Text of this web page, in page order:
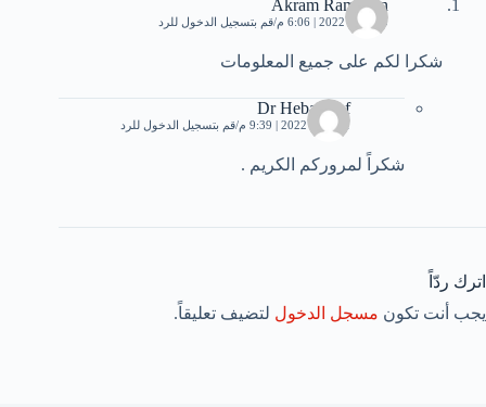
Akram Ramadan
20 مايو، 2022 | 6:06 م قم بتسجيل الدخول للرد
شكرا لكم على جميع المعلومات
Dr Heba Atef
21 مايو، 2022 | 9:39 م قم بتسجيل الدخول للرد
شكراً لمروركم الكريم .
اترك ردّاً
يجب أنت تكون مسجل الدخول لتضيف تعليقاً.